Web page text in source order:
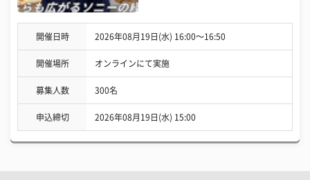
開催日時 2026年08月19日(水) 16:00〜16:50
開催場所 オンラインにて実施
募集人数 300名
申込締切 2026年08月19日(水) 15:00